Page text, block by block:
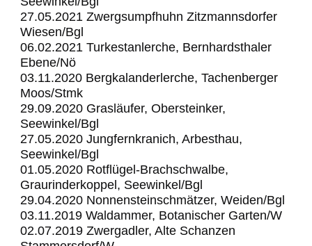
27.05.2021 Zwergsumpfhuhn Zitzmannsdorfer
Wiesen/Bgl
06.02.2021 Turkestanlerche, Bernhardsthaler
Ebene/Nö
03.11.2020 Bergkalanderlerche, Tachenberger
Moos/Stmk
29.09.2020 Grasläufer, Obersteinker,
Seewinkel/Bgl
27.05.2020 Jungfernkranich, Arbesthau,
Seewinkel/Bgl
01.05.2020 Rotflügel-Brachschwalbe,
Graurinderkoppel, Seewinkel/Bgl
29.04.2020 Nonnensteinschmätzer, Weiden/Bgl
03.11.2019 Waldammer, Botanischer Garten/W
02.07.2019 Zwergadler, Alte Schanzen